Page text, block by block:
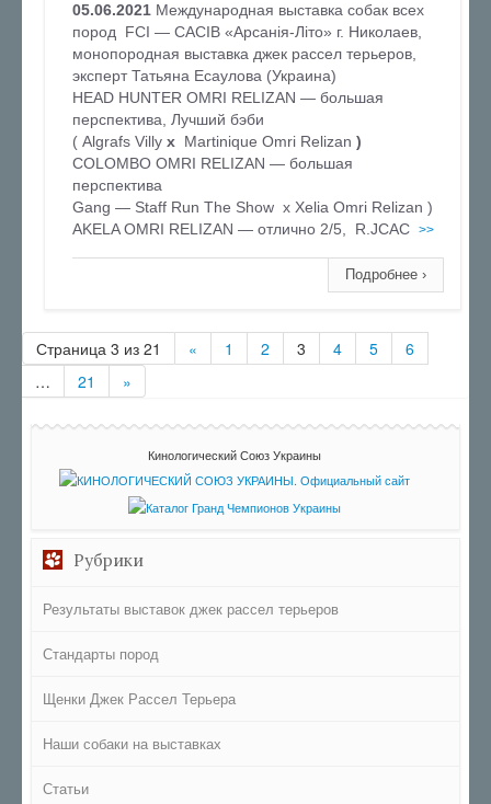
05.06.2021 Международная выставка собак всех
пород FCI — САСІВ «Арсанія-Літо» г. Николаев,
монопородная выставка джек рассел терьеров,
эксперт Татьяна Есаулова (Украина)
HEAD HUNTER OMRI RELIZAN — большая
перспектива, Лучший бэби
( Algrafs Villy х Martinique Omri Relizan )
COLOMBO OMRI RELIZAN — большая
перспектива
Gang — Staff Run The Show x Xelia Omri Relizan )
AKELA OMRI RELIZAN — отлично 2/5, R.JCAC >>
Подробнее ›
Страница 3 из 21 « 1 2 3 4 5
6
…
21 »
Кинологический Союз Украины
Рубрики
Результаты выставок джек рассел терьеров
Стандарты пород
Щенки Джек Рассел Терьера
Наши собаки на выставках
Статьи